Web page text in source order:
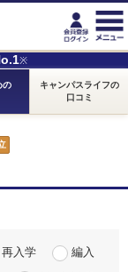
※
の
キャンパスライフの
口コミ
再入学 編入